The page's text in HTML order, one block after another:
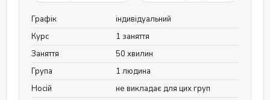
Графік
індивідуальний
Курс
1 заняття
Заняття
50 хвилин
Група
1 людина
Носій
не викладає для цих груп